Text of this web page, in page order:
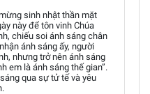
sinh nhật thần mặt
này để tôn vinh Chúa
chiếu soi ánh sáng chân
ánh sáng ấy, người
nhưng trở nên ánh sáng
em là ánh sáng thế gian”.
qua sự tử tế và yêu